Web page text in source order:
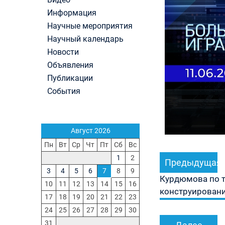
М.В.Ломоносова в 2026 году по каждому
(ранжированные списки поступающих)
Вячеслав Никонов в программе «Большая
Первый канал, 24.07.2026. Часть 1-2
Вниманию абитуриентов бакалавриата!
онлайн-запись на заключение договора на
обучение
Вячеслав Никонов в программе «Большая
— Первый канал, 05.08.2026. Часть 1-3
In Memoriam. Муза Аркадьевна Сажина
Навигация
по
записям
Предыдущая
Курдюмова по
Информация
Научные мероприятия
Научный календарь
Новости
Объявления
Публикации
События
Август 2026
Пн
Вт Ср Чт Пт Сб
Вс
1
2
3
4 5 6 7 8
9
10
11 12 13 14 15
16
17
18 19 20 21 22
23
24
25 26 27 28 29
30
31